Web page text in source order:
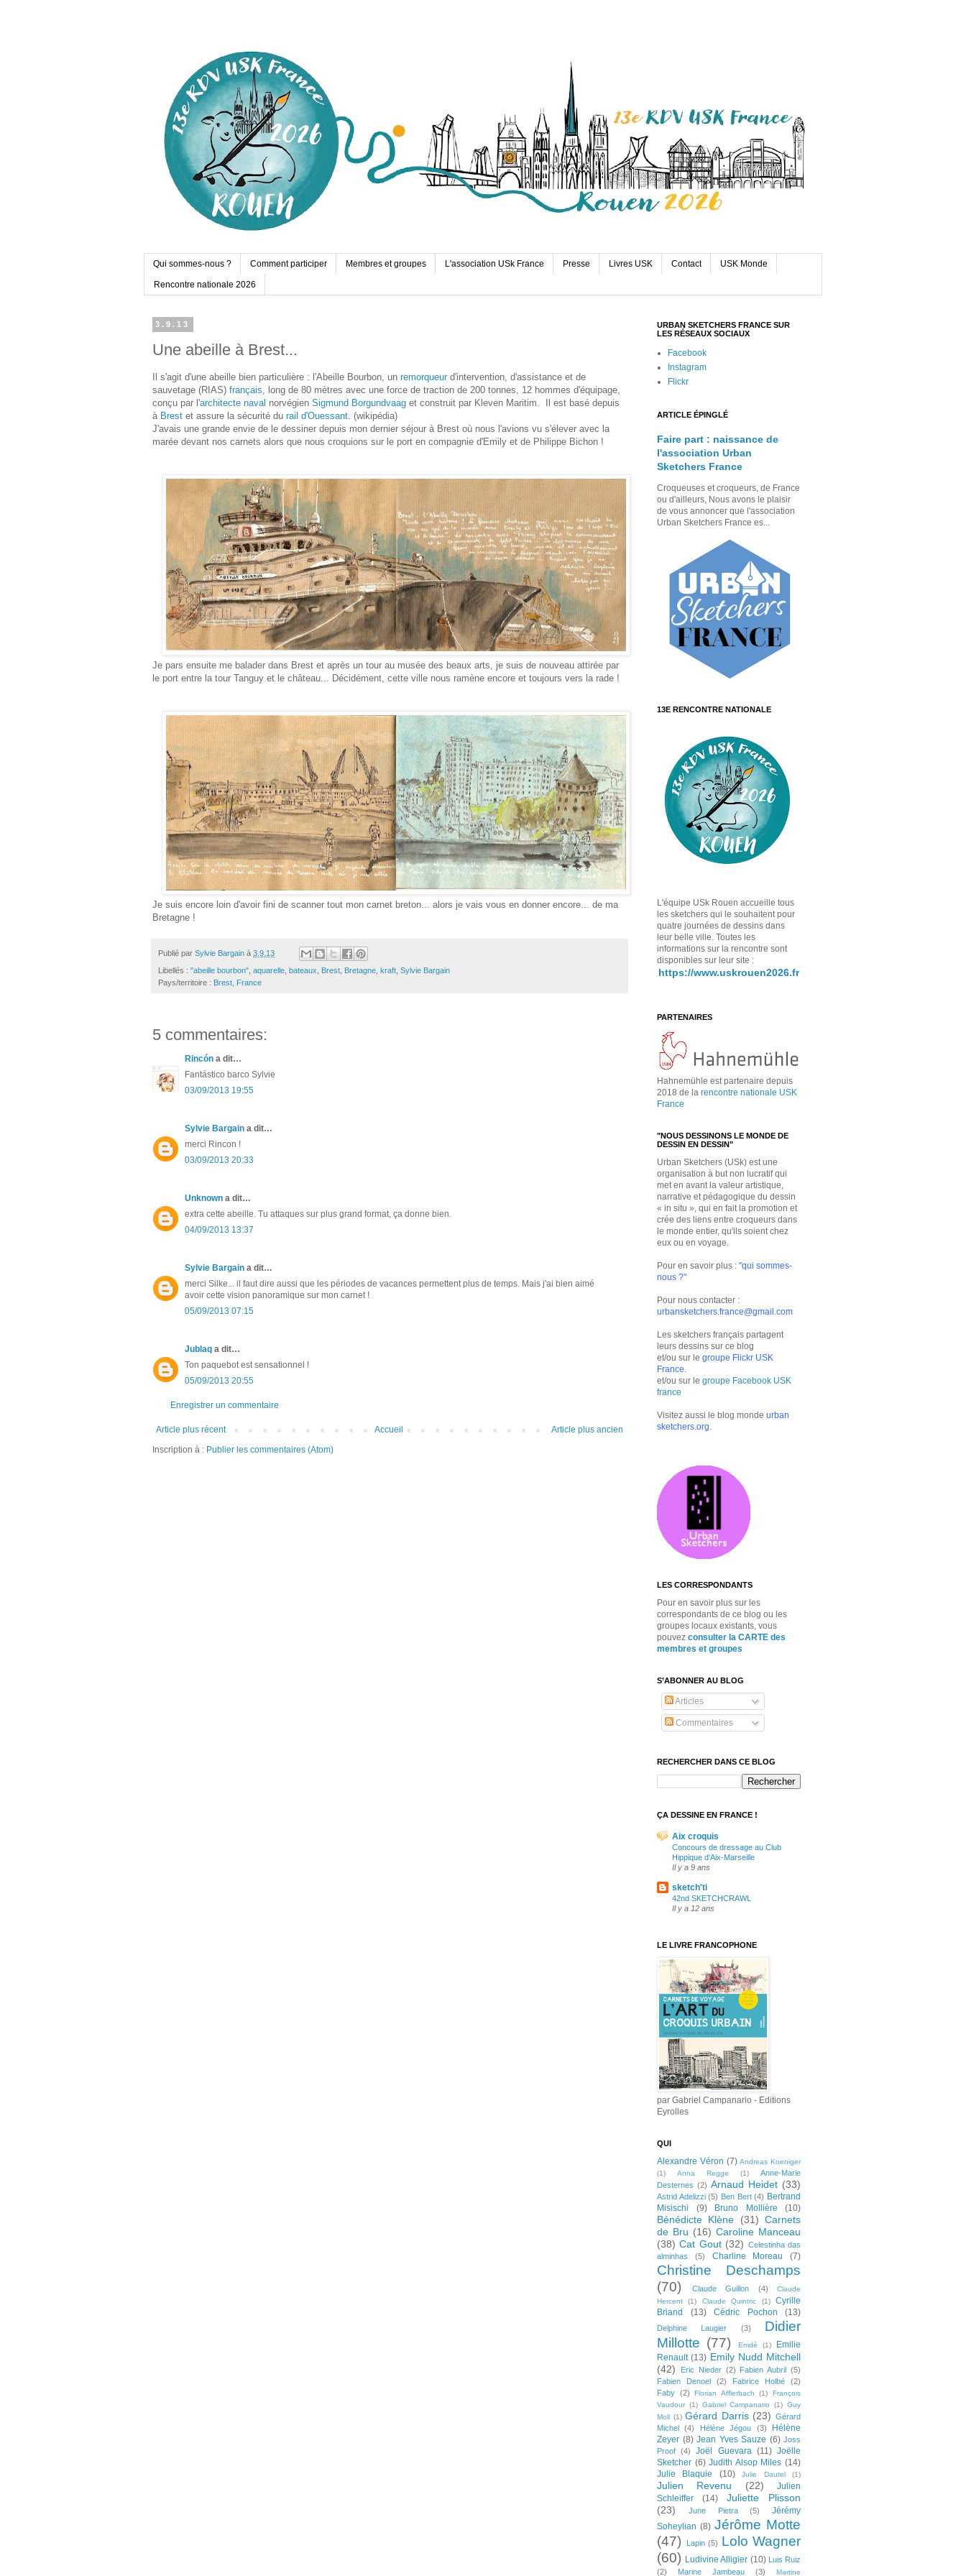
Qui sommes-nous ? Comment participer Membres et groupes L'association USk France Presse Livres USK Contact USK Monde
Rencontre nationale 2026
3.9.13
Une abeille à Brest...
Il s'agit d'une abeille bien particulière : l'Abeille Bourbon, un remorqueur d'intervention, d'assistance et de
sauvetage (RIAS) français, long de 80 mètres avec une force de traction de 200 tonnes, 12 hommes d'équipage,
conçu par l'architecte naval norvégien Sigmund Borgundvaag et construit par Kleven Maritim. Il est basé depuis
à Brest et assure la sécurité du rail d'Ouessant. (wikipédia)
J'avais une grande envie de le dessiner depuis mon dernier séjour à Brest où nous l'avions vu s'élever avec la
marée devant nos carnets alors que nous croquions sur le port en compagnie d'Emily et de Philippe Bichon !
Je pars ensuite me balader dans Brest et après un tour au musée des beaux arts, je suis de nouveau attirée par
le port entre la tour Tanguy et le château... Décidément, cette ville nous ramène encore et toujours vers la rade !
Je suis encore loin d'avoir fini de scanner tout mon carnet breton... alors je vais vous en donner encore... de ma
Bretagne !
Publié par Sylvie Bargain à 3.9.13
Libellés : "abeille bourbon" aquarelle bateaux Brest Bretagne kraft Sylvie Bargain
Pays/territoire : Brest, France
5 commentaires:
Rincón a dit…
Fantástico barco Sylvie
03/09/2013 19:55
Sylvie Bargain a dit…
merci Rincon !
03/09/2013 20:33
Unknown a dit…
extra cette abeille. Tu attaques sur plus grand format, ça donne bien.
04/09/2013 13:37
Sylvie Bargain a dit…
merci Silke... il faut dire aussi que les périodes de vacances permettent plus de temps. Mais j'ai bien aimé
avoir cette vision panoramique sur mon carnet !
05/09/2013 07:15
Jublaq a dit…
Ton paquebot est sensationnel !
05/09/2013 20:55
Enregistrer un commentaire
Article plus récent Article plus ancien
Accueil
Inscription à : Publier les commentaires (Atom)
URBAN SKETCHERS FRANCE SUR
LES RÉSEAUX SOCIAUX
Facebook
Instagram
Flickr
ARTICLE ÉPINGLÉ
Faire part : naissance de
l'association Urban
Sketchers France
Croqueuses et croqueurs, de France
ou d'ailleurs, Nous avons le plaisir
de vous annoncer que l'association
Urban Sketchers France es...
13E RENCONTRE NATIONALE
L'équipe USk Rouen accueille tous
les sketchers qui le souhaitent pour
quatre journées de dessins dans
leur belle ville. Toutes les
informations sur la rencontre sont
disponibles sur leur site :
https://www.uskrouen2026.fr
PARTENAIRES
Hahnemühle est partenaire depuis
2018 de la rencontre nationale USK
France
"NOUS DESSINONS LE MONDE DE
DESSIN EN DESSIN"
Urban Sketchers (USk) est une
organisation à but non lucratif qui
met en avant la valeur artistique,
narrative et pédagogique du dessin
« in situ », qui en fait la promotion et
crée des liens entre croqueurs dans
le monde entier, qu'ils soient chez
eux ou en voyage.
Pour en savoir plus : "qui sommes-
nous ?"
Pour nous contacter :
urbansketchers.france@gmail.com
Les sketchers français partagent
leurs dessins sur ce blog
et/ou sur le groupe Flickr USK
France
et/ou sur le groupe Facebook USK
france
Visitez aussi le blog monde urban
sketchers.org
LES CORRESPONDANTS
Pour en savoir plus sur les
correspondants de ce blog ou les
groupes locaux existants, vous
pouvez consulter la CARTE des
membres et groupes
S’ABONNER AU BLOG
Articles
Commentaires
RECHERCHER DANS CE BLOG
ÇA DESSINE EN FRANCE !
Aix croquis
Concours de dressage au Club
Hippique d'Aix-Marseille
Il y a 9 ans
sketch'ti
42nd SKETCHCRAWL
Il y a 12 ans
LE LIVRE FRANCOPHONE
par Gabriel Campanario - Editions
Eyrolles
QUI
Alexandre Véron (7) Andreas Koeniger
(1)
Anna Regge (1)
Anne-Marie
Desternes (2) Arnaud Heidet (33)
Astrid Adelizzi (5) Ben Bert (4) Bertrand
Misischi
(9) Bruno Mollière (10)
Bénédicte Klène (31) Carnets
de Bru (16) Caroline Manceau
(38) Cat Gout (32) Celestinha das
alminhas
(5) Charline Moreau (7)
Christine Deschamps
(70)
Claude Guillon (4)
Claude
Hercent
(1) Claude Quintric (1)
Cyrille
Briand
(13) Cédric Pochon (13)
Delphine Laugier (3)
Didier
Millotte (77) Emdé (1)
Emilie
Renault (13) Emily Nudd Mitchell
(42)
Eric Nieder (2) Fabien Aubril (5)
Fabien Denoel
(2) Fabrice Holbé
(2)
Faby (2) Florian Afflerbach (1)
François
Vaudour (1) Gabriel Campanario (1) Guy
Moll (1) Gérard Darris (23) Gérard
Michel
(4) Hélène Jégou (3)
Hélène
Zeyer (8) Jean Yves Sauze (6) Joss
Proof
(4) Joël Guevara (11) Joëlle
Sketcher (6) Judith Alsop Miles (14)
Julie Blaquie
(10) Julie Dautel (1)
Julien Revenu (22)
Julien
Schleiffer
(14)
Juliette Plisson
(23)
June Pietra (5)
Jérémy
Soheylian (8) Jérôme Motte
(47)
Lapin (5) Lolo Wagner
(60) Ludivine Alligier (10) Luis Ruiz
(2)
Marine Jambeau (3) Martine